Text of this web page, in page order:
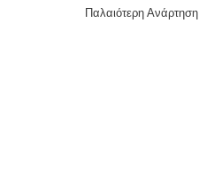
Παλαιότερη Ανάρτηση